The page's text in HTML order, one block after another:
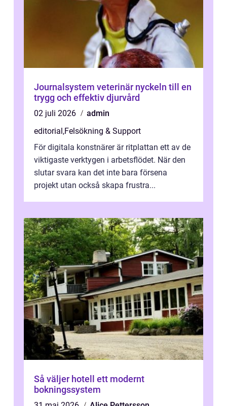
Journalsystem veterinär nyckeln till en
trygg och effektiv djurvård
02 juli 2026
admin
editorial,Felsökning & Support
För digitala konstnärer är ritplattan ett av de
viktigaste verktygen i arbetsflödet. När den
slutar svara kan det inte bara försena
projekt utan också skapa frustra...
Så väljer hotell ett modernt
bokningssystem